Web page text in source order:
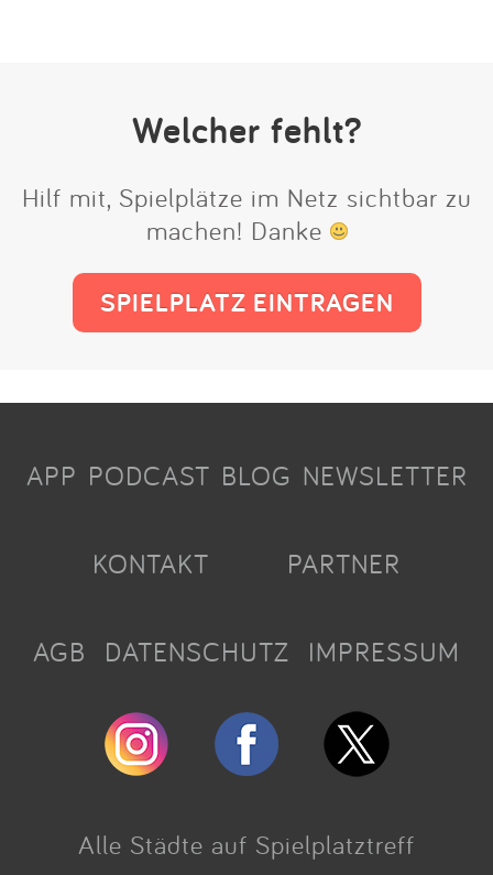
Welcher fehlt?
Hilf mit, Spielplätze im Netz sichtbar zu
machen! Danke
SPIELPLATZ EINTRAGEN
APP PODCAST BLOG NEWSLETTER
KONTAKT PARTNER
AGB DATENSCHUTZ IMPRESSUM
Alle Städte auf Spielplatztreff